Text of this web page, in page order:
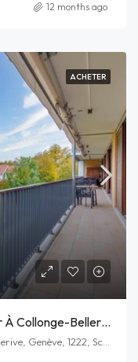
12 months ago
ACHETER
Appartement 10 Pièces À Acheter À Collonge-Bellerive